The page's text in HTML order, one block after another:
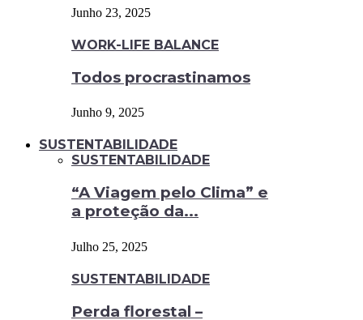
Junho 23, 2025
WORK-LIFE BALANCE
Todos procrastinamos
Junho 9, 2025
SUSTENTABILIDADE
SUSTENTABILIDADE
“A Viagem pelo Clima” e
a proteção da...
Julho 25, 2025
SUSTENTABILIDADE
Perda florestal –